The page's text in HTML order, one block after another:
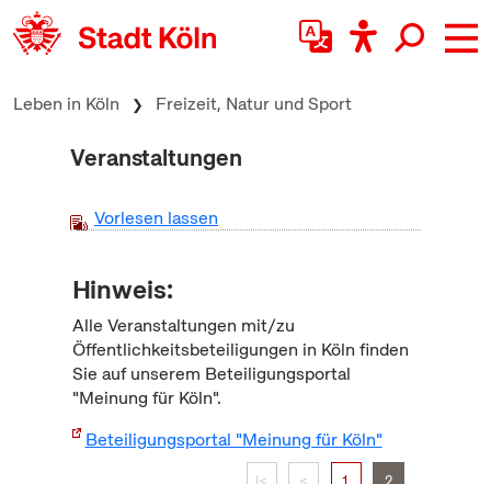
zum Inhalt springen
Leben in Köln Freizeit, Natur und Sport
Veranstaltungen
Vorlesen lassen
Hinweis:
Alle Veranstaltungen mit/zu
Öffentlichkeitsbeteiligungen in Köln finden
Sie auf unserem Beteiligungsportal
"Meinung für Köln".
Beteiligungsportal "Meinung für Köln"